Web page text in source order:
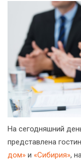
На сегодняшний
представлена
дом» и «Сибирия»,